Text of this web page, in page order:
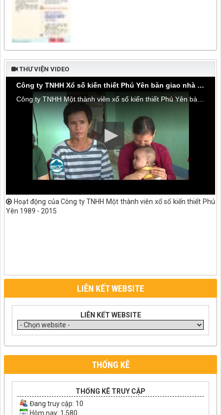
THƯ VIỆN VIDEO
Công ty TNHH Xổ số kiến thiết Phú Yên bàn giao nhà tình thương tại thôn Hòa Đa, xã An Mỹ
Hoạt động của Công ty TNHH Một thành viên xổ số kiến thiết Phú
Yên 1989 - 2015
LIÊN KẾT WEBSITE
LIÊN KẾT WEBSITE
THỐNG KÊ
THỐNG KÊ TRUY CẬP
Đang truy cập: 10
Hôm nay: 1,580